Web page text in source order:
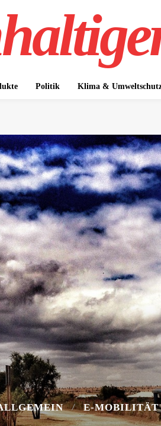
Politik Klima &
E-MOBILITÄT